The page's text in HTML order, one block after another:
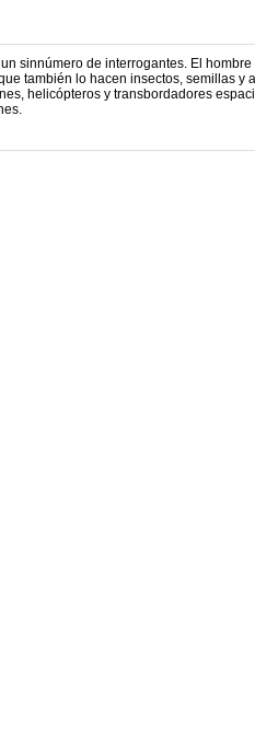
sinnúmero de interrogantes. El
también lo hacen insectos, semillas y
helicópteros y transbordadores